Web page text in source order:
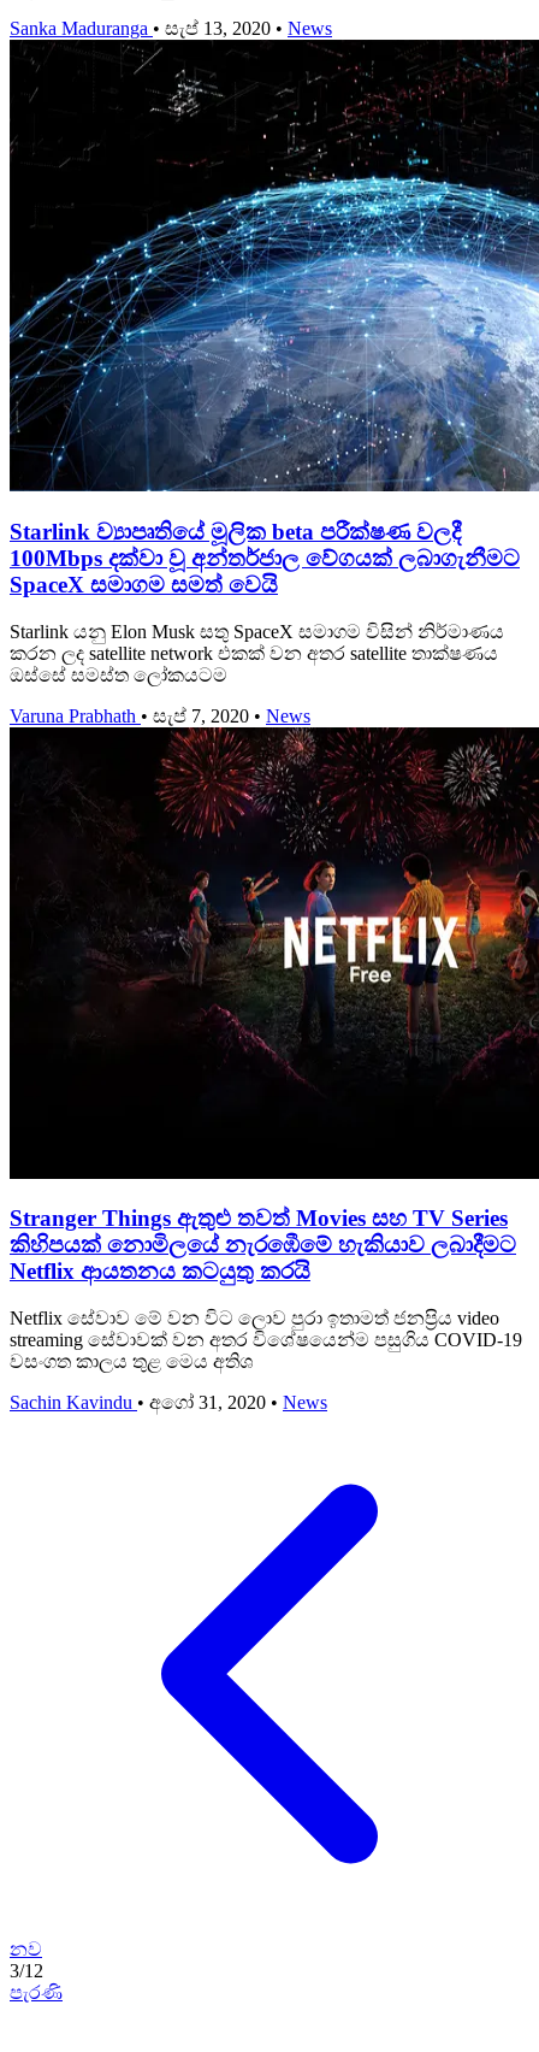
Sanka Maduranga • සැප් 13, 2020 • News
Starlink ව්‍යාපෘතියේ මූලික beta පරීක්ෂණ වලදී
100Mbps දක්වා වූ අන්තර්ජාල වේගයක් ලබාගැනීමට
SpaceX සමාගම සමත් වෙයි
Starlink යනු Elon Musk සතු SpaceX සමාගම විසින් නිර්මාණය
කරන ලද satellite network එකක් වන අතර satellite තාක්ෂණය
ඔස්සේ සමස්ත ලෝකයටම
Varuna Prabhath • සැප් 7, 2020 • News
Stranger Things ඇතුළු තවත් Movies සහ TV Series
කිහිපයක් නොමිලයේ නැරඹී‍ෙමේ හැකියාව ලබාදීමට
Netflix ආයතනය කටයුතු කරයි
Netflix සේවාව මේ වන විට ලොව පුරා ඉතාමත් ජනප්‍රිය video
streaming සේවාවක් වන අතර විශේෂයෙන්ම පසුගිය COVID-19
වසංගත කාලය තුළ මෙය අතිශ
Sachin Kavindu • අගෝ 31, 2020 • News
නව
3/12
පැරණි